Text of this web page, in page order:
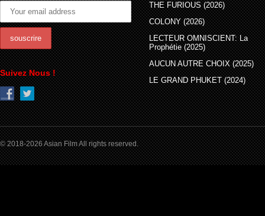
Suivez Nous !
THE FURIOUS (2026)
COLONY (2026)
LECTEUR OMNISCIENT: La
Prophétie (2025)
AUCUN AUTRE CHOIX (2025)
LE GRAND PHUKET (2024)
© 2018-2026 Asian Film All rights reserved.